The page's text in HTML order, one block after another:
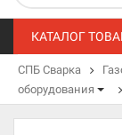
КАТАЛОГ
СПБ Сварка
оборудования